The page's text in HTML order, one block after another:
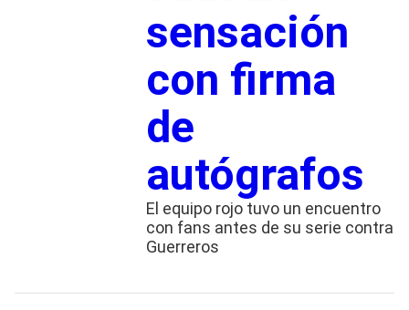
sensación
con firma
de
autógrafos
El equipo rojo tuvo un encuentro
con fans antes de su serie contra
Guerreros